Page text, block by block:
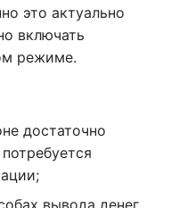
это актуально
включать
режиме.
достаточно
вывода денег,